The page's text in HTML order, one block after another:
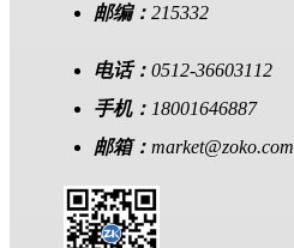
邮编： 215332
电话： 0512-36603112
手机： 18001646887
邮箱： market@zoko.com